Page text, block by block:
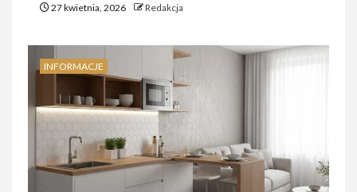
27 kwietnia, 2026 Redakcja
INFORMACJE